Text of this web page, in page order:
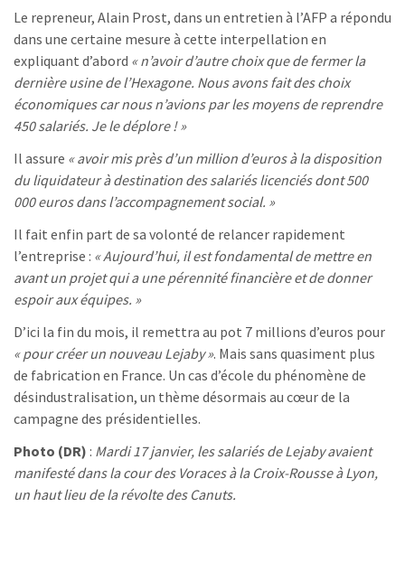
Le repreneur, Alain Prost, dans un entretien à l’AFP a répondu
dans une certaine mesure à cette interpellation en
expliquant d’abord « n’avoir d’autre choix que de fermer la
dernière usine de l’Hexagone. Nous avons fait des choix
économiques car nous n’avions par les moyens de reprendre
450 salariés. Je le déplore ! »
Il assure « avoir mis près d’un million d’euros à la disposition
du liquidateur à destination des salariés licenciés dont 500
000 euros dans l’accompagnement social. »
Il fait enfin part de sa volonté de relancer rapidement
l’entreprise : « Aujourd’hui, il est fondamental de mettre en
avant un projet qui a une pérennité financière et de donner
espoir aux équipes. »
D’ici la fin du mois, il remettra au pot 7 millions d’euros pour
« pour créer un nouveau Lejaby ». Mais sans quasiment plus
de fabrication en France. Un cas d’école du phénomène de
désindustralisation, un thème désormais au cœur de la
campagne des présidentielles.
Photo (DR) : Mardi 17 janvier, les salariés de Lejaby avaient
manifesté dans la cour des Voraces à la Croix-Rousse à Lyon,
un haut lieu de la révolte des Canuts.